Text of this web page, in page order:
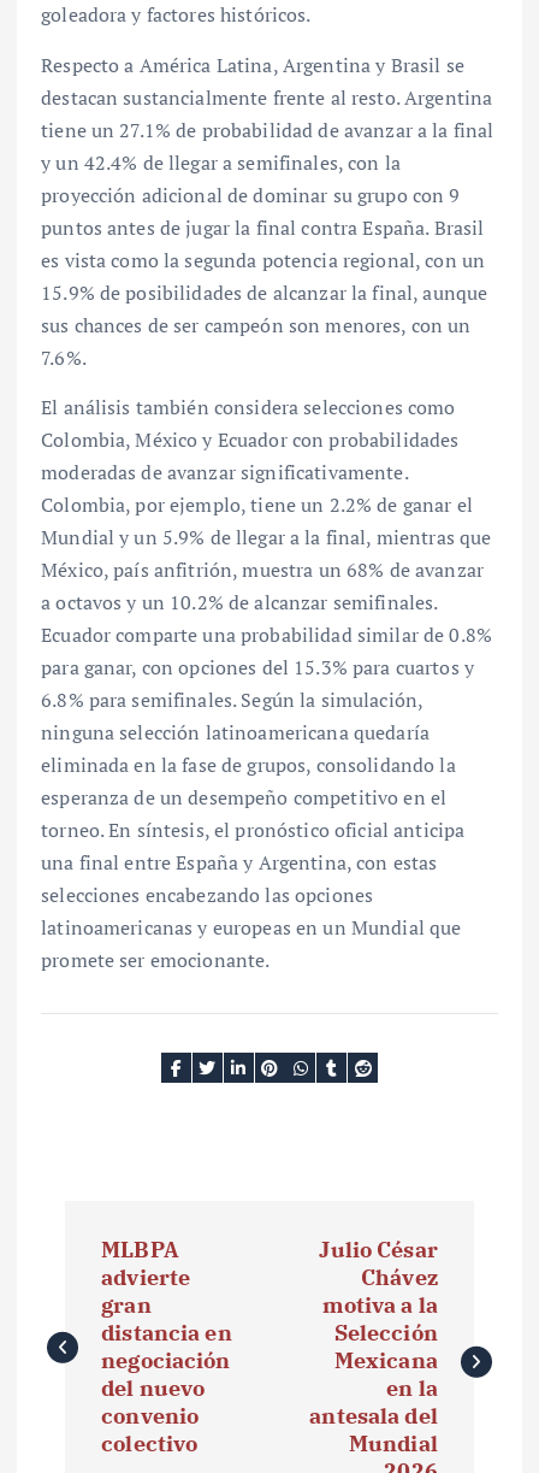
goleadora y factores históricos.
Respecto a América Latina, Argentina y Brasil se
destacan sustancialmente frente al resto. Argentina
tiene un 27.1% de probabilidad de avanzar a la final
y un 42.4% de llegar a semifinales, con la
proyección adicional de dominar su grupo con 9
puntos antes de jugar la final contra España. Brasil
es vista como la segunda potencia regional, con un
15.9% de posibilidades de alcanzar la final, aunque
sus chances de ser campeón son menores, con un
7.6%.
El análisis también considera selecciones como
Colombia, México y Ecuador con probabilidades
moderadas de avanzar significativamente.
Colombia, por ejemplo, tiene un 2.2% de ganar el
Mundial y un 5.9% de llegar a la final, mientras que
México, país anfitrión, muestra un 68% de avanzar
a octavos y un 10.2% de alcanzar semifinales.
Ecuador comparte una probabilidad similar de 0.8%
para ganar, con opciones del 15.3% para cuartos y
6.8% para semifinales. Según la simulación,
ninguna selección latinoamericana quedaría
eliminada en la fase de grupos, consolidando la
esperanza de un desempeño competitivo en el
torneo. En síntesis, el pronóstico oficial anticipa
una final entre España y Argentina, con estas
selecciones encabezando las opciones
latinoamericanas y europeas en un Mundial que
promete ser emocionante.
v
e
MLBPA
advierte
gran
distancia en
negociación
del nuevo
convenio
colectivo
Julio César
Chávez
motiva a la
Selección
Mexicana
en la
antesala del
Mundial